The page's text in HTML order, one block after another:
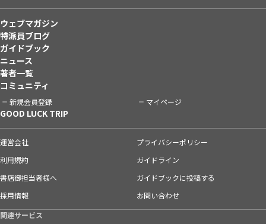
ウェブマガジン
特派員ブログ
ガイドブック
ニュース
著者一覧
コミュニティ
新規会員登録 マイページ
GOOD LUCK TRIP
運営会社
プライバシーポリシー
利用規約
ガイドライン
書店御担当者様へ
ガイドブックに投稿する
採用情報
お問い合わせ
関連サービス